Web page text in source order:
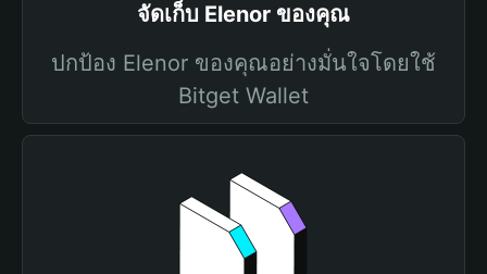
จัดเก็บ Elenor ของคุณ
ปกป้อง Elenor ของคุณอย่างมั่นใจโดยใช้
Bitget Wallet